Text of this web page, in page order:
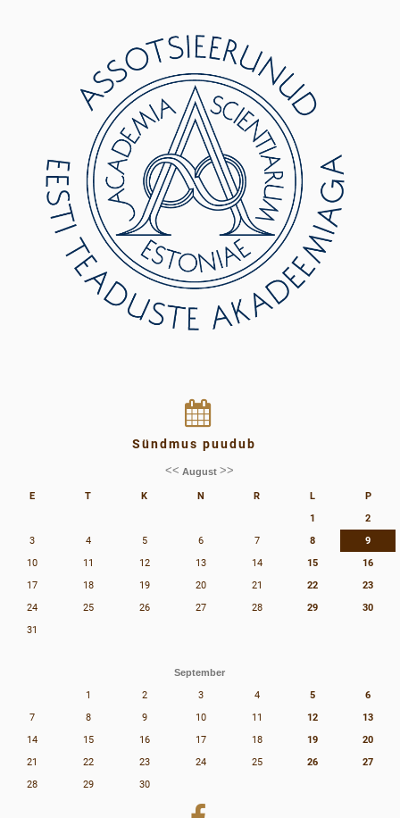
Sündmus puudub
<< August>>
E T K N R L
P
1
2
3
4 5 6 7 8
9
10
11 12 13 14 15
16
17
18 19 20 21 22
23
24
25 26 27 28 29
30
31
September
1 2 3 4 5
6
7
8 9 10 11 12
13
14
15 16 17 18 19
20
21
22 23 24 25 26
27
28
29 30